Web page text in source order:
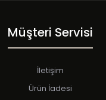
Müşteri Servisi
İletişim
Ürün İadesi